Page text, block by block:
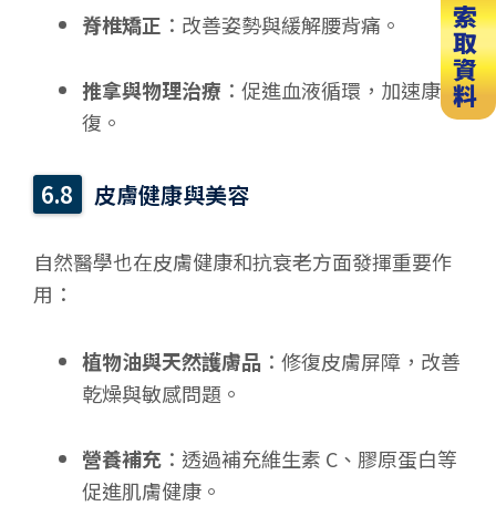
脊椎矯正 ：改善姿勢與緩解腰背痛。
推拿與物理治療 ：促進血液循環，加速康
復。
皮膚健康與美容
自然醫學也在皮膚健康和抗衰老方面發揮重要作
用：
植物油與天然護膚品 ：修復皮膚屏障，改善
乾燥與敏感問題。
營養補充：透過補充維生素 C、膠原蛋白等
促進肌膚健康。